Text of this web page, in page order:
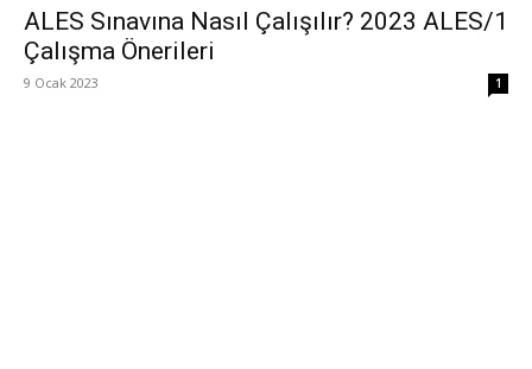
ALES Sınavına Nasıl Çalışılır? 2023 ALES/1
Çalışma Önerileri
9 Ocak 2023 1